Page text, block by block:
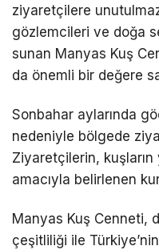
ziyaretçilere
gözlemcileri ve doğa
sunan Manyas Kuş
da önemli bir değere
Sonbahar aylarında
nedeniyle bölgede
Ziyaretçilerin, kuşların
amacıyla belirlenen
Manyas Kuş Cenneti,
çeşitliliği ile